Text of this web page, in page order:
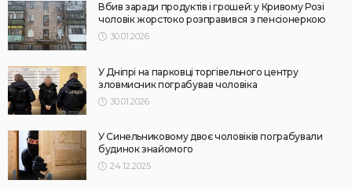
Вбив заради продуктів і грошей: у Кривому Розі
чоловік жорстоко розправився з пенсіонеркою
30.01.2026
У Дніпрі на парковці торгівельного центру
зловмисник пограбував чоловіка
30.01.2026
У Синельниковому двоє чоловіків пограбували
будинок знайомого
24.12.2025